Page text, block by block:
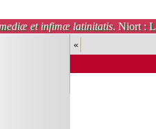
et infimæ latinitatis. Niort :
«